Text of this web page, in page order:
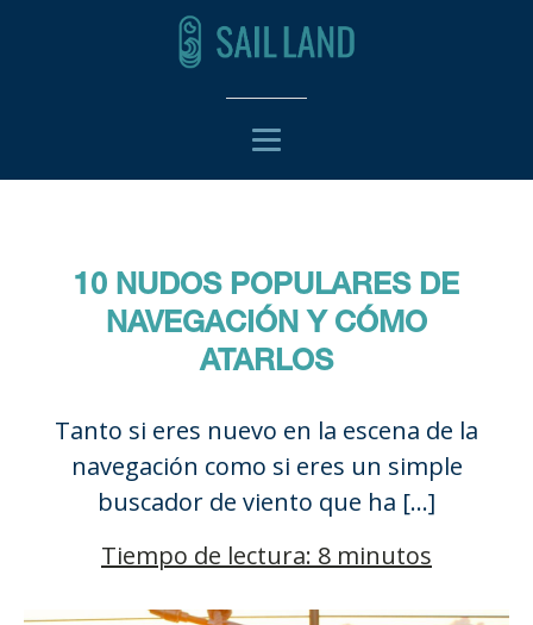
10 NUDOS POPULARES DE
NAVEGACIÓN Y CÓMO
ATARLOS
Tanto si eres nuevo en la escena de la
navegación como si eres un simple
buscador de viento que ha […]
Tiempo de lectura: 8 minutos